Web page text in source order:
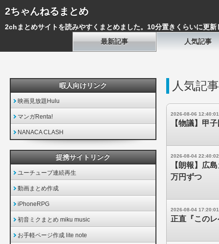
2ちゃんねるまとめ
2chまとめサイトを読みやすくまとめました。10分置きくらいに更新
最新記事
人気記事
人気記
2026-08-06 12:40:01
【物議】甲
2026-08-04 22:40:02
【朗報】広
万円ずつ
2026-08-04 17:20:01
正直『この
暇人向けリンク
映画見放題Hulu
マンガRenta!
NANACA CLASH
提携サイトリンク
ユーチューブ連続再生
動画まとめ作成
iPhoneRPG
初音ミクまとめ miku music
お手軽ページ作成 lite note